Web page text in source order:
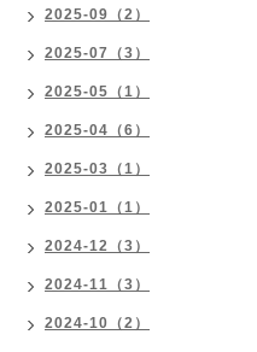
2025-09（2）
2025-07（3）
2025-05（1）
2025-04（6）
2025-03（1）
2025-01（1）
2024-12（3）
2024-11（3）
2024-10（2）